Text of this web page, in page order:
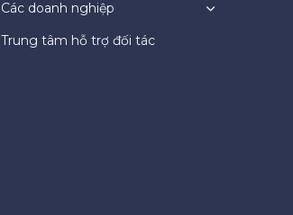
Các doanh nghiệp
Trung tâm hỗ trợ đối tác